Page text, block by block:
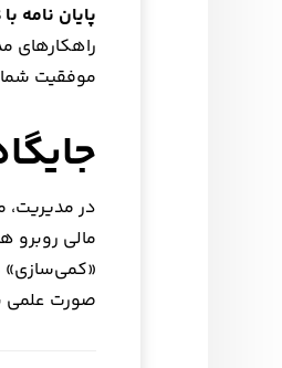
پایان نامه با SPSS
راهکارهای
موفقیت شما
در مدیریت،
مالی روبرو
«کمی‌سازی»
صورت علمی